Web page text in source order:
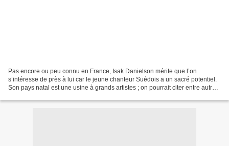
Pas encore ou peu connu en France, Isak Danielson mérite que l’on
s’intéresse de près à lui car le jeune chanteur Suédois a un sacré potentiel.
Son pays natal est une usine à grands artistes ; on pourrait citer entre autres